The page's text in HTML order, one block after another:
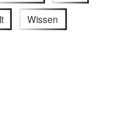
Wissen